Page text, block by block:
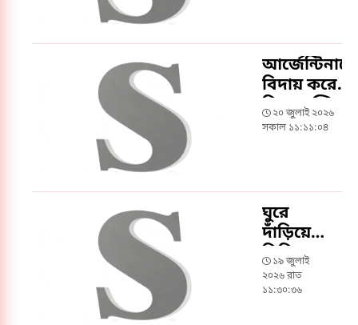
আর্জেন্টিনাকে
বিদায় করে
বিশ্ব চ্যাম্পিয়ন
স্পেন
২০ জুলাই ২০২৬
সকাল ১১:১১:০৪
ঘুরে
দাঁড়িয়ে
সিরিজ
জিতল
বাংলাদেশ
১৯ জুলাই
২০২৬ রাত
১১:৩০:৩৬